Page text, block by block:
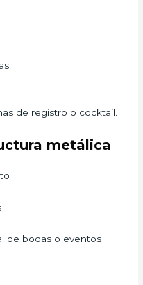
de registro o cocktail.
metálica
de bodas o eventos